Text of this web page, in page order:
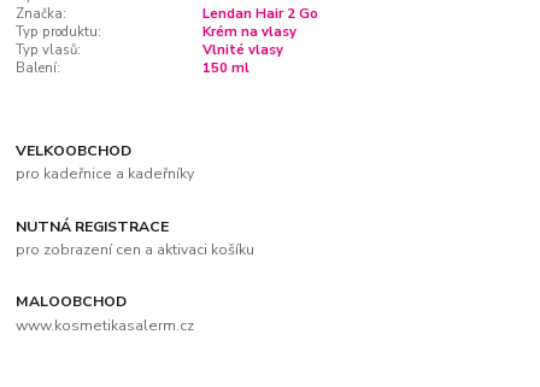
Značka:
Lendan Hair 2 Go
Typ produktu:
Krém na vlasy
Typ vlasů:
Vlnité vlasy
Balení:
150 ml
VELKOOBCHOD
pro kadeřnice a kadeřníky
NUTNÁ REGISTRACE
pro zobrazení cen a aktivaci košíku
MALOOBCHOD
www.kosmetikasalerm.cz